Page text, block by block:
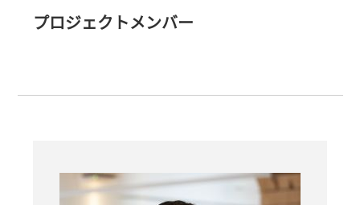
プロジェクトメンバー